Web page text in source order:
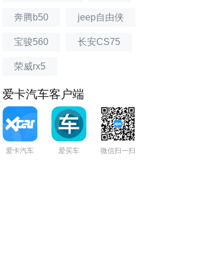
奔腾b50 jeep自由侠
宝骏560 长安CS75
荣威rx5
爱卡汽车客户端
爱卡汽车 爱买车 微信扫一扫